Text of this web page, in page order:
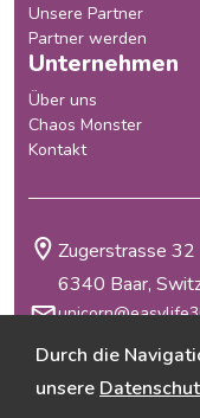
Unsere Partner
Partner werden
Unternehmen
Über uns
Chaos Monster
Kontakt
Allgemeine
Datenschutzrichtlinie
Zugerstrasse 32
6340 Baar,
Durch die
unsere